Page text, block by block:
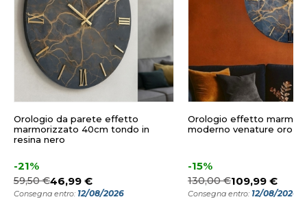
Orologio da parete effetto
marmorizzato 40cm tondo in
resina nero
-21%
59,50 €46,99 €
Consegna entro: 12/08/2026
Orologio effetto marmo
moderno venature oro
-15%
130,00 €109,99 €
Consegna entro: 12/08/2026